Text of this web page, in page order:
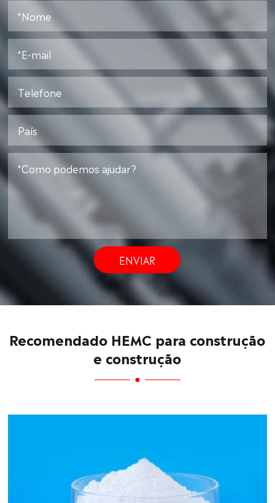
ENVIAR
Recomendado HEMC para construção
e construção